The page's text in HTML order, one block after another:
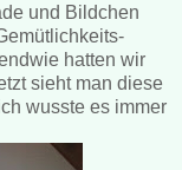
und Bildchen
hatten wir
sieht man diese
wusste es immer